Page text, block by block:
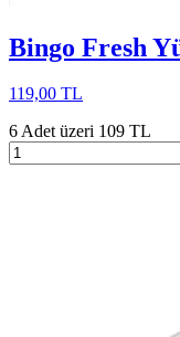
Bingo Fresh
119,00 TL
6 Adet üzeri 109 TL